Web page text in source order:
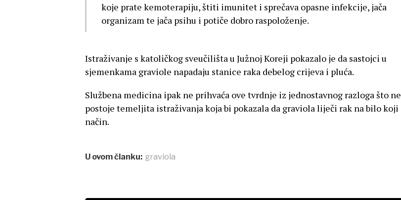
koje prate kemoterapiju, štiti imunitet i sprečava opasne infekcije, jača
organizam te jača psihu i potiče dobro raspoloženje.
Istraživanje s katoličkog sveučilišta u Južnoj Koreji pokazalo je da sastojci u
sjemenkama graviole napadaju stanice raka debelog crijeva i pluća.
Službena medicina ipak ne prihvaća ove tvrdnje iz jednostavnog razloga što ne
postoje temeljita istraživanja koja bi pokazala da graviola liječi rak na bilo koji
način.
U ovom članku: graviola